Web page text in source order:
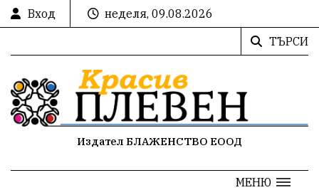
Вход
неделя, 09.08.2026
ТЪРСИ
Издател БЛАЖЕНСТВО ЕООД
МЕНЮ